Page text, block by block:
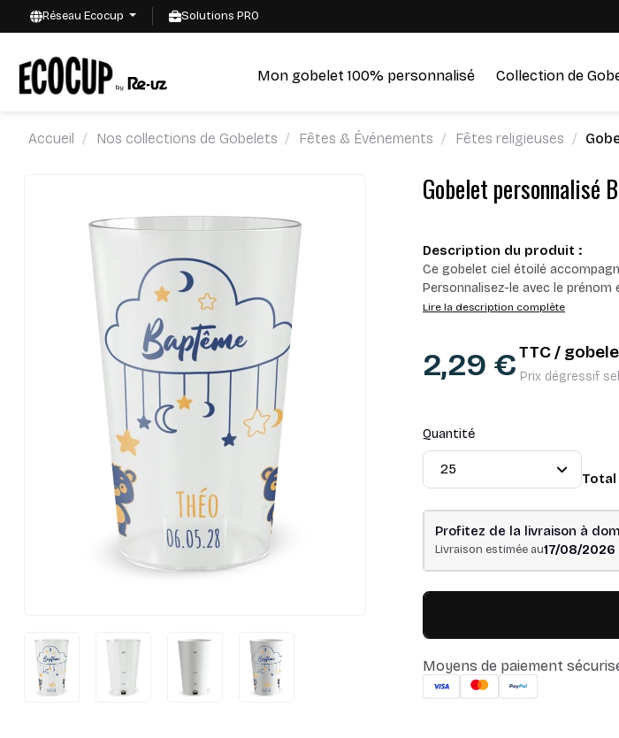
Réseau Ecocup Solutions PRO
Mon gobelet 100% personnalisé Collection de
Accueil Nos collections de Gobelets Fêtes & Événements Fêtes religieuses
Gobelet personnalisé
Description du produit :
Ce gobelet ciel étoilé
Personnalisez-le avec le prénom
Lire la description complète
2,29 €TTC /
Prix dégressif
Quantité
Total
Profitez de la livraison à
Livraison estimée au17/08/2026
Moyens de paiement